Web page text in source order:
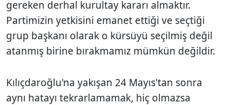
gereken derhal kurultay kararı almaktır.
Partimizin yetkisini emanet ettiği ve seçtiği
grup başkanı olarak o kürsüyü seçilmiş değil
atanmış birine bırakmamız mümkün değildir.
Kılıçdaroğlu'na yakışan 24 Mayıs'tan sonra
aynı hatayı tekrarlamamak, hiç olmazsa